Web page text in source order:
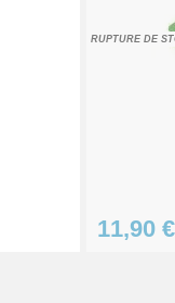
complet de
RUPTURE DE
11,90 €